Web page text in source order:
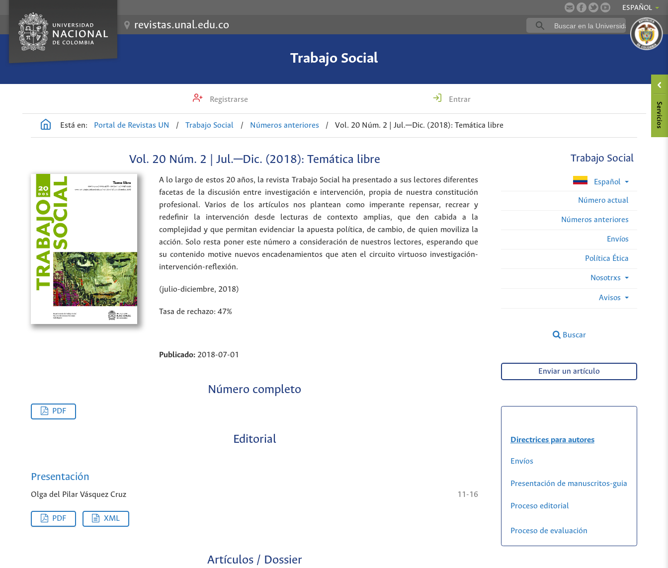
ESPAÑOL
revistas.unal.edu.co
Trabajo Social
Registrarse Entrar
Está en: Portal de Revistas UN / Trabajo Social / Números anteriores / Vol. 20 Núm. 2 | Jul.─Dic. (2018): Temática libre
Trabajo Social
Español
Número actual
Números anteriores
Envíos
Política Ética
Nosotrxs
Avisos
Buscar
Vol. 20 Núm. 2 | Jul.─Dic. (2018): Temática libre
A lo largo de estos 20 años, la revista Trabajo Social ha presentado a sus lectores diferentes
facetas de la discusión entre investigación e intervención, propia de nuestra constitución
profesional. Varios de los artículos nos plantean como imperante repensar, recrear y
redefinir la intervención desde lecturas de contexto amplias, que den cabida a la
complejidad y que permitan evidenciar la apuesta política, de cambio, de quien moviliza la
acción. Solo resta poner este número a consideración de nuestros lectores, esperando que
su contenido motive nuevos encadenamientos que aten el circuito virtuoso investigación-
intervención-reflexión.
(julio-diciembre, 2018)
Tasa de rechazo: 47%
Publicado: 2018-07-01
Número completo
PDF
Editorial
Presentación
Olga del Pilar Vásquez Cruz 11-16
PDF XML
Artículos / Dossier
Enviar un artículo
Directrices para autores
Envíos
Presentación de manuscritos-guia
Proceso editorial
Proceso de evaluación